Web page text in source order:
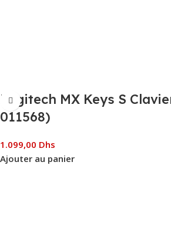
Logitech MX Keys S
011568)
1.099,00 Dhs
Ajouter au panier